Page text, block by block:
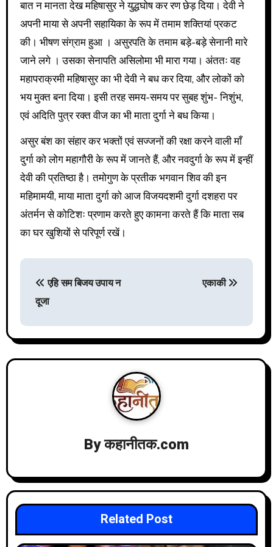
बात न मानता देख महिषासुर ने युद्धघोष कर रण छेड़ दिया। देवी ने
अपनी माया से अपनी सहायिका के रूप में तमाम शक्तियां प्रकट
की। भीषण संग्राम हुआ । असुरपति के तमाम बड़े-बड़े सेनानी मारे
जाने लगे । उसका सेनापति असिलोमा भी मारा गया। अंततः वह
महापराक्रमी महिषासुर का भी देवी ने बध कर दिया, और लोकों को
भय मुक्त बना दिया। इसी तरह समय-समय पर सुबह शुंभ- निशुंभ,
एवं अदिति पुत्र रक्त वीज का भी माता दुर्गा ने बध किया।
असुर बंश का संहार कर भक्तों एवं सज्जनों की रक्षा करने वाली माँ
दुर्गा को लोग महागौरी के रूप में जानते हैं, और नवदुर्गा के रूप में इन्हीं
देवी की प्रतिष्ठा है। तमोगुण के प्रतीक भगवान शिव की इन
महिमामयी, माया माता दुर्गा को आज विजयदशमी दुर्गा दशहरा पर
अंतर्मन से कोटिशः प्रणाम करते हुए कामना करते हैं कि माता सब
का घर खुशियों से परिपूर्ण रखें।
s
v
एहि सम बिजय उपाय न
दूजा
एकाकी
Byकहानीतक.com
Related Post